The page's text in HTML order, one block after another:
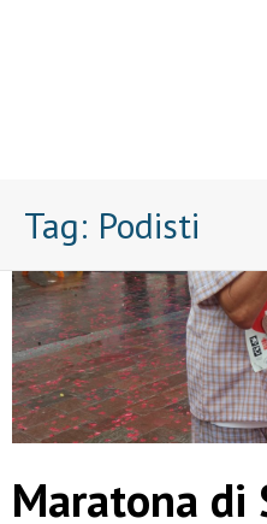
Tag: Podisti
Maratona di